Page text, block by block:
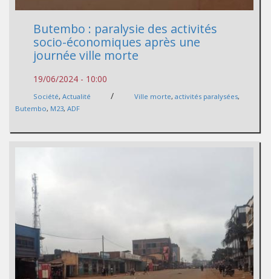
Butembo : paralysie des activités
socio-économiques après une
journée ville morte
19/06/2024 - 10:00
Société, Actualité / Ville morte, activités paralysées,
Butembo, M23, ADF